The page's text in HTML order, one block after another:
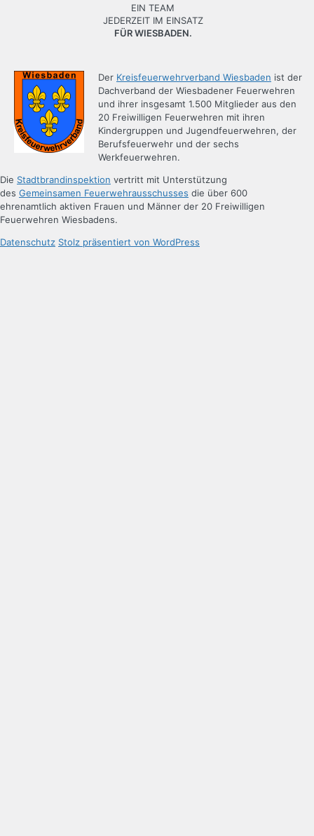
EIN TEAM
JEDERZEIT IM EINSATZ
FÜR WIESBADEN.
Der Kreisfeuerwehrverband Wiesbaden ist der
Dachverband der Wiesbadener Feuerwehren
und ihrer insgesamt 1.500 Mitglieder aus den
20 Freiwilligen Feuerwehren mit ihren
Kindergruppen und Jugendfeuerwehren, der
Berufsfeuerwehr und der sechs
Werkfeuerwehren.
Die Stadtbrandinspektion vertritt mit Unterstützung
des Gemeinsamen Feuerwehrausschusses die über 600
ehrenamtlich aktiven Frauen und Männer der 20 Freiwilligen
Feuerwehren Wiesbadens.
Datenschutz Stolz präsentiert von WordPress